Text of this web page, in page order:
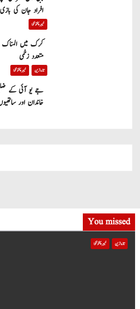
افراد جان کی بازی
خیبر پختونخوا
متعدد زخمی
تازہ ترین خیبر پختونخوا
جے یو آئی کے ضلعی
خاندان اور
You missed
تازہ ترین خیبر پختونخوا